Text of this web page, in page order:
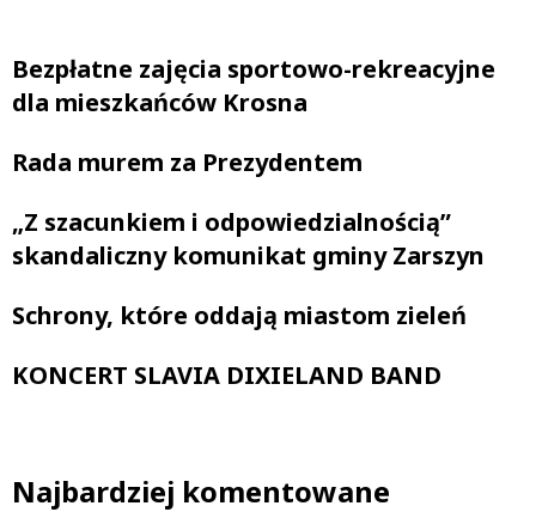
Bezpłatne zajęcia sportowo-rekreacyjne
dla mieszkańców Krosna
Rada murem za Prezydentem
„Z szacunkiem i odpowiedzialnością”
skandaliczny komunikat gminy Zarszyn
Schrony, które oddają miastom zieleń
KONCERT SLAVIA DIXIELAND BAND
Najbardziej komentowane